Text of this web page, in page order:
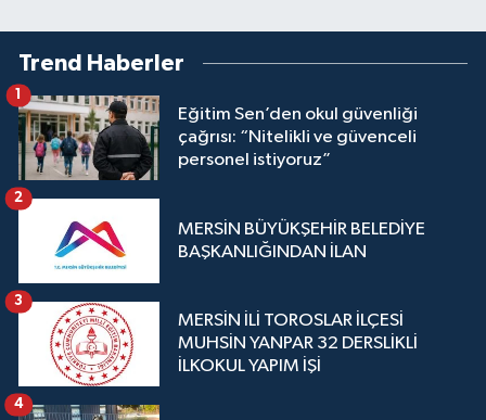
Trend Haberler
Eğitim Sen’den okul güvenliği
çağrısı: “Nitelikli ve güvenceli
personel istiyoruz”
1
MERSİN BÜYÜKŞEHİR BELEDİYE
BAŞKANLIĞINDAN İLAN
2
MERSİN İLİ TOROSLAR İLÇESİ
MUHSİN YANPAR 32 DERSLİKLİ
İLKOKUL YAPIM İŞİ
3
4